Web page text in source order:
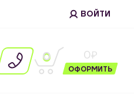
ВОЙТИ
0 0
ОФОРМИТЬ